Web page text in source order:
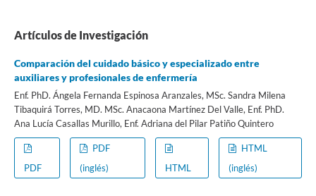
Artículos de Investigación
Comparación del cuidado básico y especializado entre
auxiliares y profesionales de enfermería
Enf. PhD. Ángela Fernanda Espinosa Aranzales, MSc. Sandra Milena
Tibaquirá Torres, MD. MSc. Anacaona Martínez Del Valle, Enf. PhD.
Ana Lucía Casallas Murillo, Enf. Adriana del Pilar Patiño Quintero
PDF
PDF
(inglés)
HTML
HTML
(inglés)